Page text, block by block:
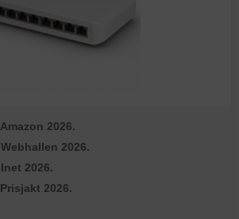
2026.
2026.
2026.
2026.